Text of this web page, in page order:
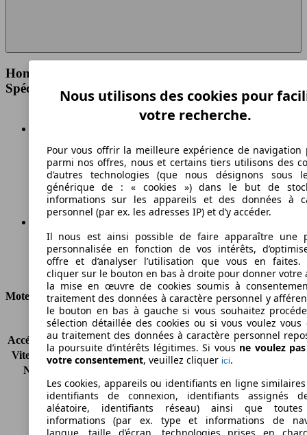
Honda CR-V 1.5 i-VTEC 4WD Elegance
Spécifications techniques
Essence
Carburant
149 g/km
Émissions de CO2 (combinées)*
Moteur et Puissance
KW (CH)
127 kW (173 PS)
Accélération (0-100 km/h)
Vitesse maximale (km/h) -
Nombre de vitesses
Couple
220 nm
Cylindrée
1498 ccm
Carburant
Essence
Cylindres
4
Nous utilisons des cookies pour
votre recherche.
Pour vous offrir la meilleure expérience de navigation
parmi nos offres, nous et certains tiers utilisons des
d’autres technologies (que nous désignons sous
générique de : « cookies ») dans le but de
informations sur les appareils et des données à
personnel (par ex. les adresses IP) et d’y accéder.
Il nous est ainsi possible de faire apparaître une
personnalisée en fonction de vos intérêts,
offre et d’analyser l’utilisation que vous en faites.
cliquer sur le bouton en bas à droite pour donner votre
la mise en œuvre de cookies soumis à
traitement des données à caractère personnel y
le bouton en bas à gauche si vous souhaitez
sélection détaillée des cookies ou si vous voulez vous
au traitement des données à caractère personnel
la poursuite d’intérêts légitimes. Si vous ne voulez
votre consentement, veuillez cliquer ici.
Les cookies, appareils ou identifiants en ligne
identifiants de connexion, identifiants assignés
aléatoire, identifiants réseau) ainsi que
informations (par ex. type et informations de